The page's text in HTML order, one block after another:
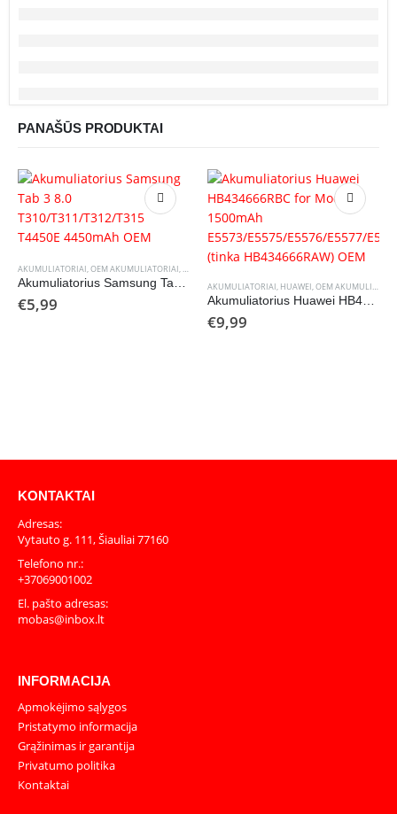
PANAŠŪS PRODUKTAI
AKUMULIATORIAI,OEM AKUMULIATORIAI,SAMSUNG
Akumuliatorius Samsung Tab 3 8.0 T310/T311/T312/T315 T4450E 4450mAh OEM
€5,99
AKUMULIATORIAI, HUAWEI,OEM AKUMULIATORIAI
Akumuliatorius Huawei HB434666RBC for Modem 1500mAh E5573/E5575/E5576/E5577/E5776 (tinka HB434666RAW) OEM
€9,99
KONTAKTAI
Adresas:
Vytauto g. 111, Šiauliai 77160
Telefono nr.:
+37069001002
El. pašto adresas:
mobas@inbox.lt
INFORMACIJA
Apmokėjimo sąlygos
Pristatymo informacija
Grąžinimas ir garantija
Privatumo politika
Kontaktai